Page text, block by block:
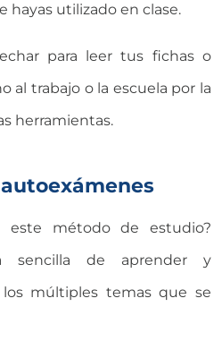
hayas utilizado en clase.
para leer tus fichas o
al trabajo o la escuela por la
herramientas.
este método de estudio?
sencilla de aprender y
múltiples temas que se